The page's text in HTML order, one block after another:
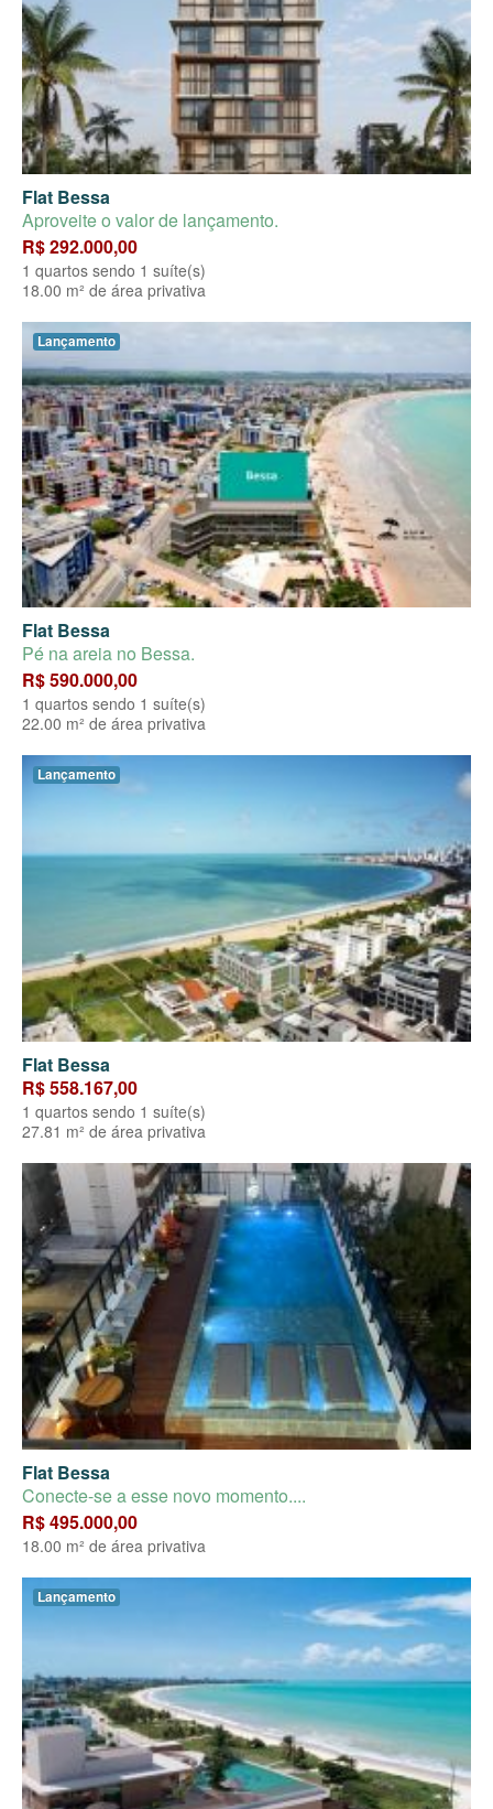
Flat Bessa
Aproveite o valor de lançamento.
R$ 292.000,00
1 quartos sendo 1 suíte(s)
18.00 m² de área privativa
Lançamento
Flat Bessa
Pé na areia no Bessa.
R$ 590.000,00
1 quartos sendo 1 suíte(s)
22.00 m² de área privativa
Lançamento
Flat Bessa
R$ 558.167,00
1 quartos sendo 1 suíte(s)
27.81 m² de área privativa
Flat Bessa
Conecte-se a esse novo momento....
R$ 495.000,00
18.00 m² de área privativa
Lançamento